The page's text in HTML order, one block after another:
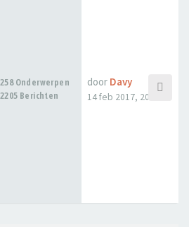
258 Onderwerpen
2205 Berichten
door Davy
14 feb 2017, 20:12